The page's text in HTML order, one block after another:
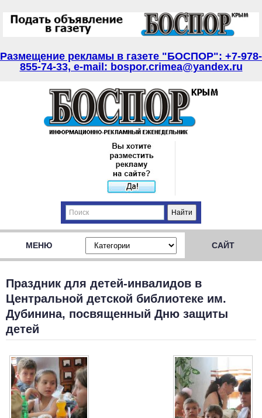
Размещение рекламы в газете "БОСПОР": +7-978-
855-74-33, e-mail: bospor.crimea@yandex.ru
МЕНЮ САЙТ
Праздник для детей-инвалидов в
Центральной детской библиотеке им.
Дубинина, посвященный Дню защиты
детей